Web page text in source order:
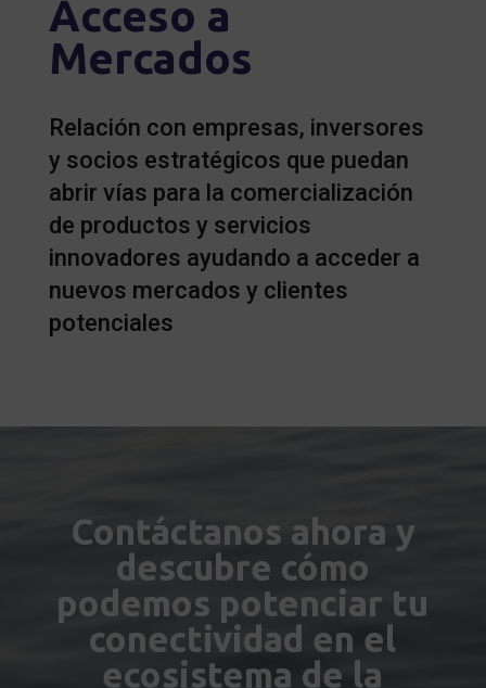
Acceso a
Mercados
Relación con empresas, inversores
y socios estratégicos que puedan
abrir vías para la comercialización
de productos y servicios
innovadores ayudando a acceder a
nuevos mercados y clientes
potenciales
Contáctanos ahora y
descubre cómo
podemos potenciar tu
conectividad en el
ecosistema de la